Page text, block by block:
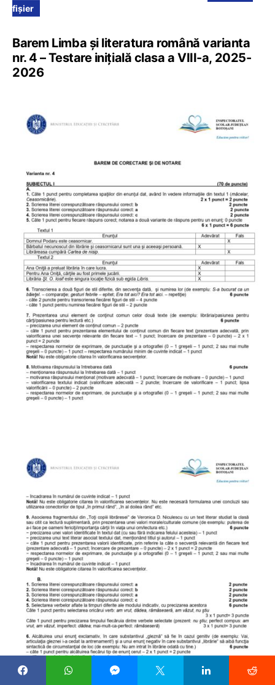
fișier
Barem Limba și literatura română varianta
nr. 4 – Testare inițială clasa a VIII-a, 2025-
2026